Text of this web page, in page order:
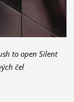
to open Silent
čel